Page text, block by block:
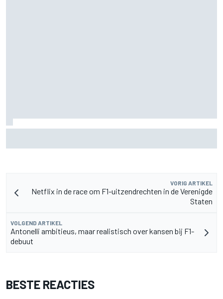
VORIG ARTIKEL
Netflix in de race om F1-uitzendrechten in de Verenigde
Staten
VOLGEND ARTIKEL
Antonelli ambitieus, maar realistisch over kansen bij F1-
debuut
BESTE REACTIES